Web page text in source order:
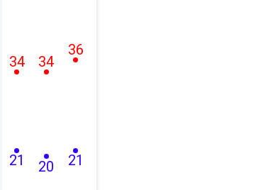
21
34
20
34
21
36